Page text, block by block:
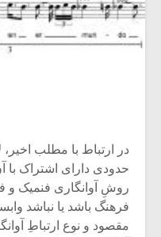
در ارتباط با مطلب
حدودی دارای اشتراک با
روشِ آوانگاری فنمیک و
فرهنگ باشد یا نباشد
مقصود و نوع ارتباطِ